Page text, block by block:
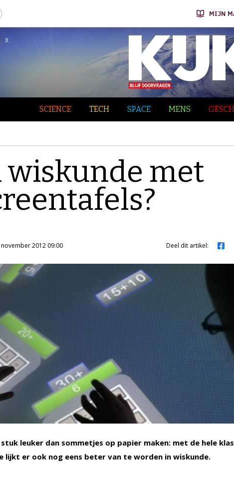
MIJN
X
SCIENCE TECH SPACE MENS
wiskunde met
2012 09:00 Deel dit artikel:
leuker dan sommetjes op papier maken: met de hele
lijkt er ook nog eens beter van te worden in wiskunde.